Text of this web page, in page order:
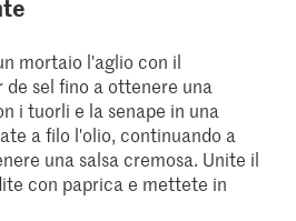
mortaio l'aglio con il
sel fino a ottenere una
i tuorli e la senape in una
a filo l'olio, continuando a
una salsa cremosa. Unite il
con paprica e mettete in